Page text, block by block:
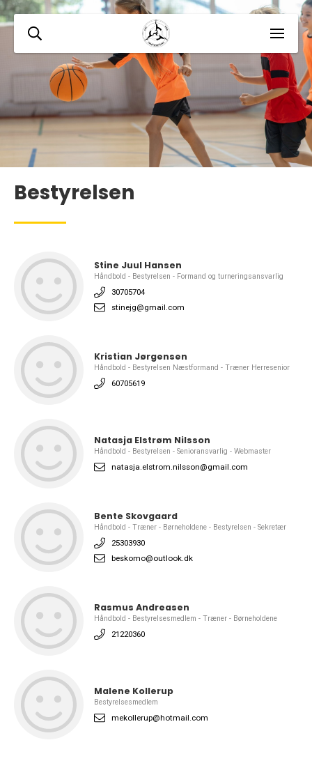
Bestyrelsen
Stine Juul Hansen
Håndbold - Bestyrelsen - Formand og turneringsansvarlig
30705704
stinejg@gmail.com
Kristian Jørgensen
Håndbold - Bestyrelsen Næstformand - Træner Herresenior
60705619
Natasja Elstrøm Nilsson
Håndbold - Bestyrelsen - Senioransvarlig - Webmaster
natasja.elstrom.nilsson@gmail.com
Bente Skovgaard
Håndbold - Træner - Børneholdene - Bestyrelsen - Sekretær
25303930
beskomo@outlook.dk
Rasmus Andreasen
Håndbold - Bestyrelsesmedlem - Træner - Børneholdene
21220360
Malene Kollerup
Bestyrelsesmedlem
mekollerup@hotmail.com